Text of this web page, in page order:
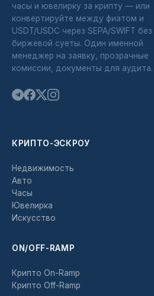
часы и ювелирку за крипту — или
конвертируйте между фиатом и
USDT/USDC через SEPA/SWIFT без
биржевой суеты. Один именной
менеджер на заявку, прозрачные
комиссии, документы для аудита.
КРИПТО-ЭСКРОУ
Недвижимость
Авто
Часы
Ювелирка
Искусство
ON/OFF-RAMP
Крипто On-Ramp
Крипто Off-Ramp